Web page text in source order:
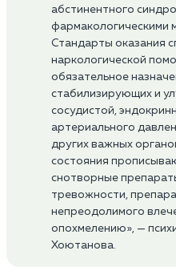
абстинентного
фармакологическими
Стандарты оказания
наркологической
обязательное
стабилизирующих и
сосудистой,
артериального
других важных
состояния
снотворные
тревожности,
непреодолимого
опохмелению», —
Хоютанова.